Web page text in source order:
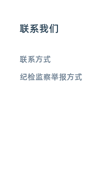
联系我们
联系方式
纪检监察举报方式